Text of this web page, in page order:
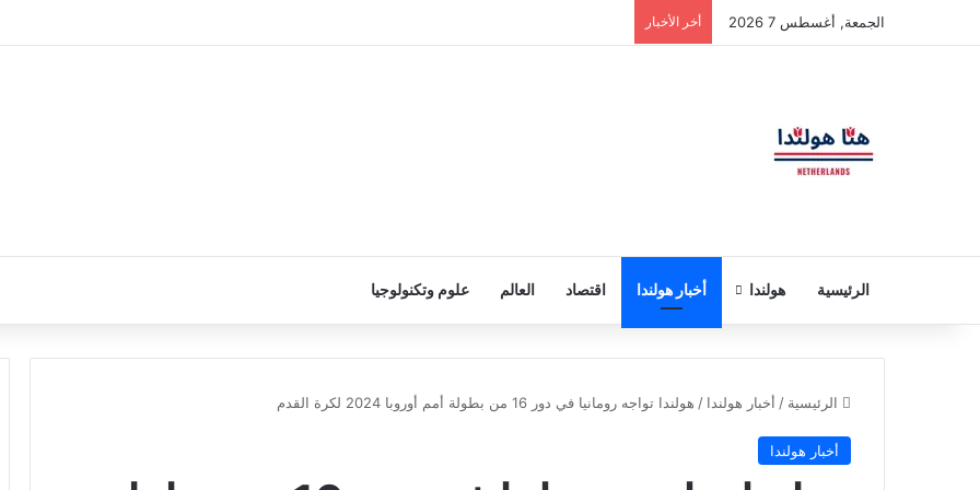
الجمعة, أغسطس 7 2026 أخر الأخبار
الرئيسية هولندا أخبار هولندا اقتصاد العالم علوم وتكنولوجيا
الرئيسية / أخبار هولندا / هولندا تواجه رومانيا في دور 16 من بطولة أمم أوروبا 2024 لكرة القدم
أخبار هولندا